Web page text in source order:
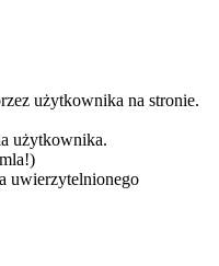
użytkownika na stronie.
użytkownika.
uwierzytelnionego